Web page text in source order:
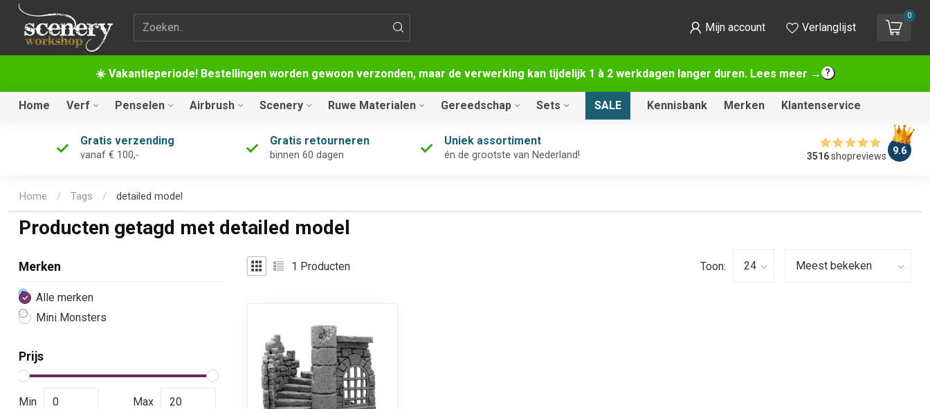
☀️ Vakantieperiode! Bestellingen worden gewoon verzonden, maar de verwerking kan tijdelijk 1 à 2 werkdagen langer duren. Lees meer →
Zoekterm Mijn account Verlanglijst
0
Home Verf Penselen Airbrush Scenery Ruwe Materialen Gereedschap Sets SALE Kennisbank Merken Klantenservice
Gratis verzending
vanaf € 100,-
Gratis retourneren
binnen 60 dagen
Uniek assortiment
én de grootste van Nederland! 3516shopreviews 9.6
Home / Tags / detailed model
Producten getagd met detailed model
Merken
Alle merken
Mini Monsters
Prijs
Min Max
1 Producten Toon: